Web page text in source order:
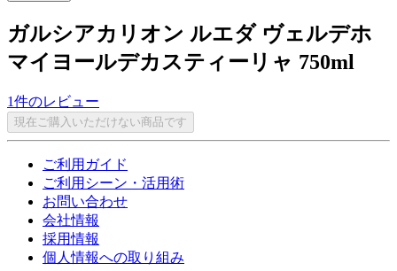
ガルシアカリオン ルエダ ヴェルデホ
マイヨールデカスティーリャ 750ml
1件のレビュー
現在ご購入いただけない商品です
ご利用ガイド
ご利用シーン・活用術
お問い合わせ
会社情報
採用情報
個人情報への取り組み